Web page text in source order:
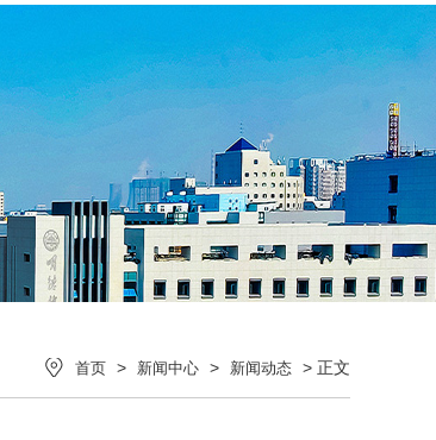
首页 > 新闻中心 > 新闻动态 > 正文